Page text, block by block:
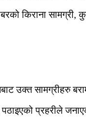
किराना
उक्त सामग्रीहरु
पठाइएको प्रहरीले